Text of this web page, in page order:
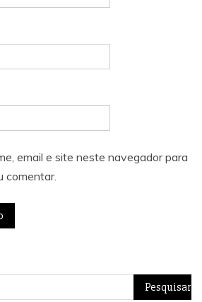
email e site neste navegador para
comentar.